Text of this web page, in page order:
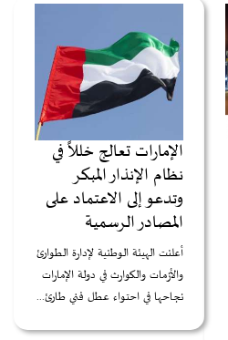
الإمارات تعالج خللاً في
نظام الإنذار المبكر
وتدعو إلى الاعتماد على
المصادر الرسمية
أعلنت الهيئة الوطنية لإدارة الطوارئ
والأزمات والكوارث في دولة الإمارات
نجاحها في احتواء عطل فني طارئ...